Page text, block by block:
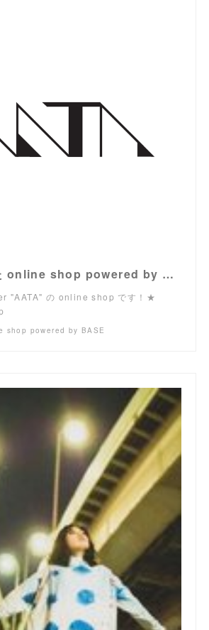
AATA / あーた online shop powered by BASE
"AATA" の online shop です！★
shop powered by BASE